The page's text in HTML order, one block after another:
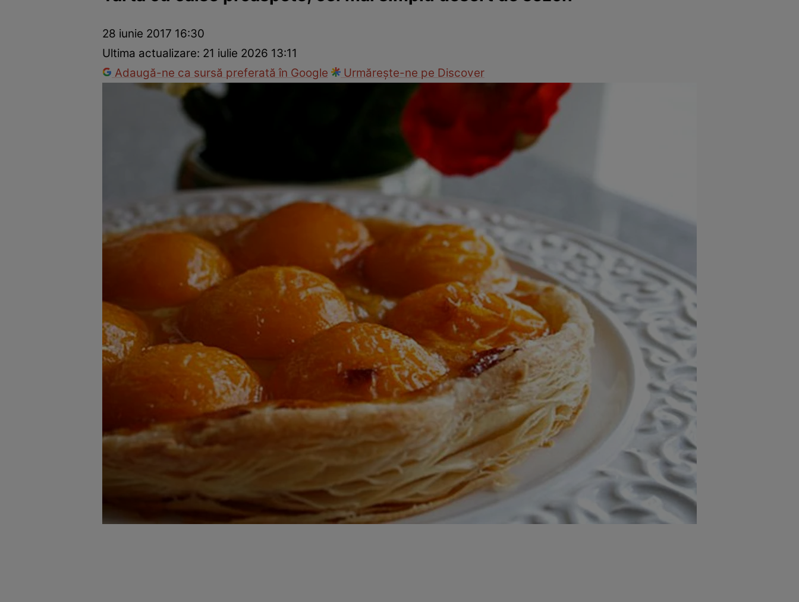
Mâncăruri rapideRețete cu legume
28 iunie 2017 16:30
Ultima actualizare: 21 iulie 2026 13:11
Adaugă-ne ca sursă preferată în Google
Urmărește-ne pe Discover